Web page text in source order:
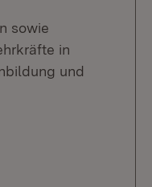
sowie
in
und